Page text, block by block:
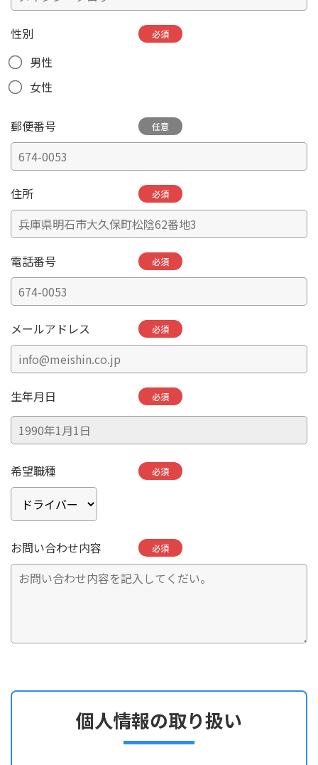
性別 必須
男性
女性
郵便番号 任意
住所 必須
電話番号 必須
メールアドレス 必須
生年月日 必須
希望職種 必須
お問い合わせ内容 必須
個人情報の取り扱い